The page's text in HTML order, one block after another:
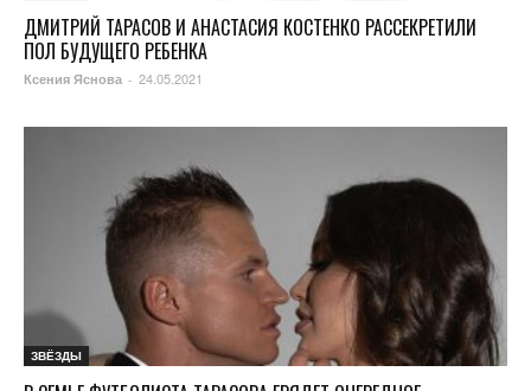
ДМИТРИЙ ТАРАСОВ И АНАСТАСИЯ КОСТЕНКО РАССЕКРЕТИЛИ
ПОЛ БУДУЩЕГО РЕБЕНКА
Ксения Яснова - 24.05.2021
ЗВЁЗДЫ